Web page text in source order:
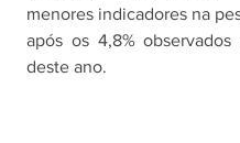
menores indicadores na
após os 4,8%
deste ano.